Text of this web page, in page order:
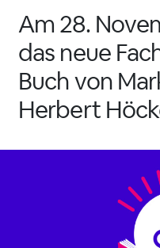
Am 28.
das neue
Buch von
Herbert